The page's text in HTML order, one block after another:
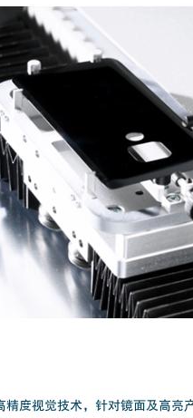
度视觉技术，针对镜面及高亮